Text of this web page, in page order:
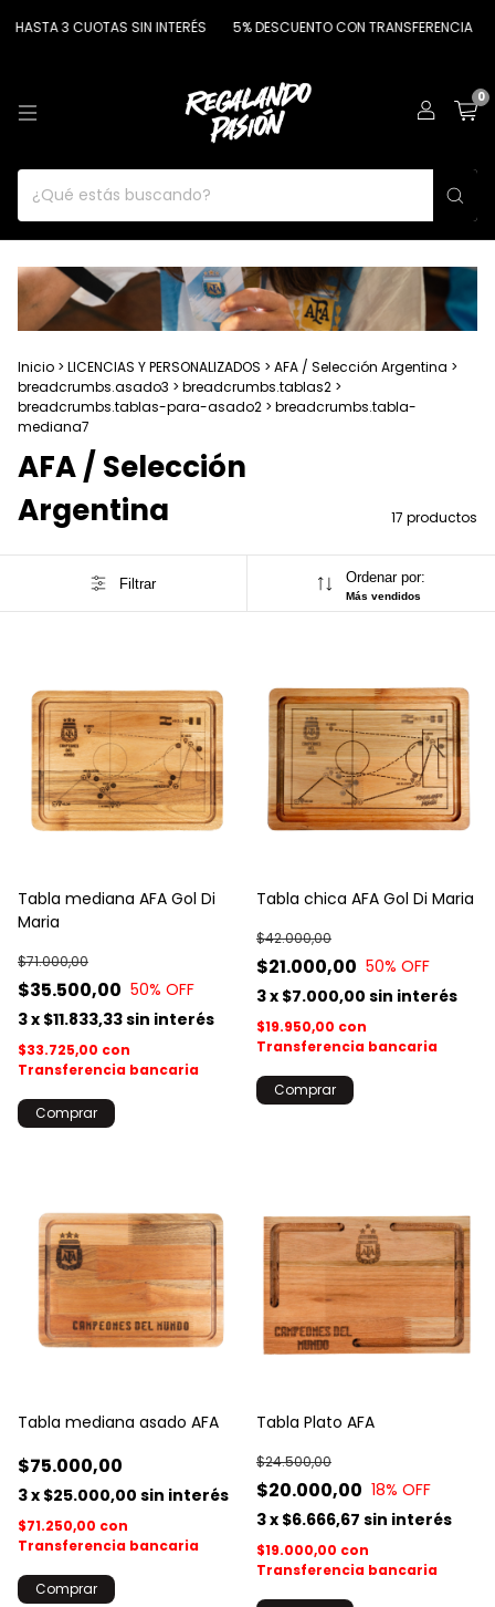
3 CUOTAS SIN INTERÉS 5% DESCUENTO CON TRANSFERENCIA
0
Inicio > LICENCIAS Y PERSONALIZADOS > AFA / Selección Argentina >
breadcrumbs.asado3 > breadcrumbs.tablas2 >
breadcrumbs.tablas-para-asado2 > breadcrumbs.tabla-
mediana7
AFA / Selección
Argentina
17 productos
Filtrar Ordenar por:
Más vendidos
Tabla mediana AFA Gol Di
Maria
$35.500,00
$71.000,00
50% OFF
3x $11.833,33sin interés
$33.725,00 con
Transferencia bancaria
Tabla chica AFA Gol Di Maria
$21.000,00
$42.000,00
50% OFF
3x $7.000,00 sin interés
$19.950,00 con
Transferencia bancaria
Tabla mediana asado AFA
$75.000,00
3x $25.000,00 sin interés
$71.250,00 con
Transferencia bancaria
Tabla Plato AFA
$20.000,00
$24.500,00
18% OFF
3x $6.666,67 sin interés
$19.000,00 con
Transferencia bancaria